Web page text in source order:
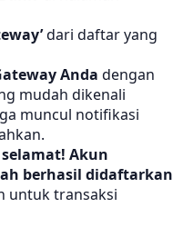
dari daftar yang
Anda dengan
mudah dikenali
muncul notifikasi
selamat! Akun
berhasil didaftarkan
untuk transaksi